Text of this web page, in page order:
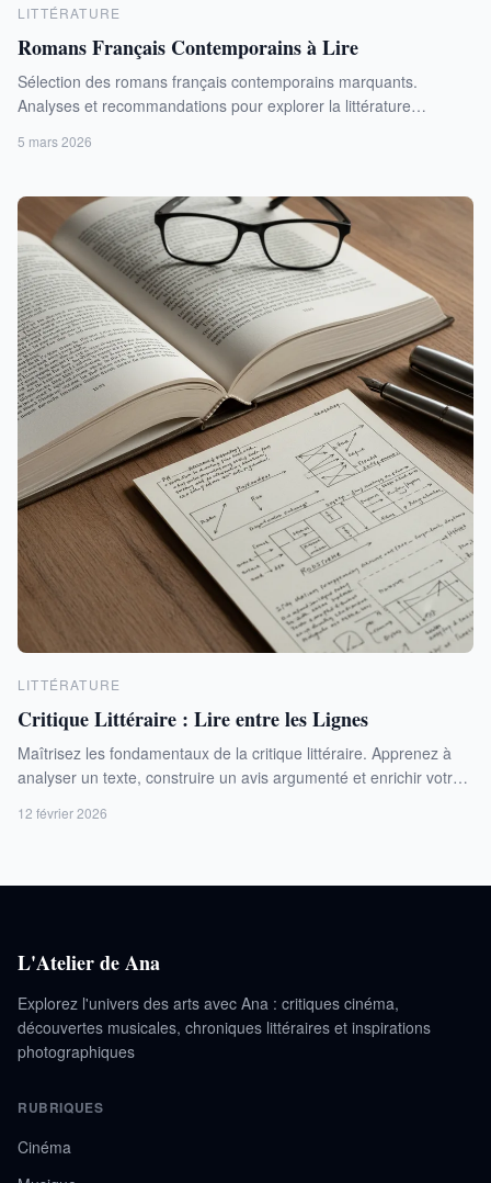
LITTÉRATURE
Romans Français Contemporains à Lire
Sélection des romans français contemporains marquants.
Analyses et recommandations pour explorer la littérature
5 mars 2026
LITTÉRATURE
Critique Littéraire : Lire entre les Lignes
Maîtrisez les fondamentaux de la critique littéraire. Apprenez à
analyser un texte, construire un avis argumenté et enrichir votre
12 février 2026
L'Atelier de Ana
Explorez l'univers des arts avec Ana : critiques cinéma,
découvertes musicales, chroniques littéraires et inspirations
photographiques
RUBRIQUES
Cinéma